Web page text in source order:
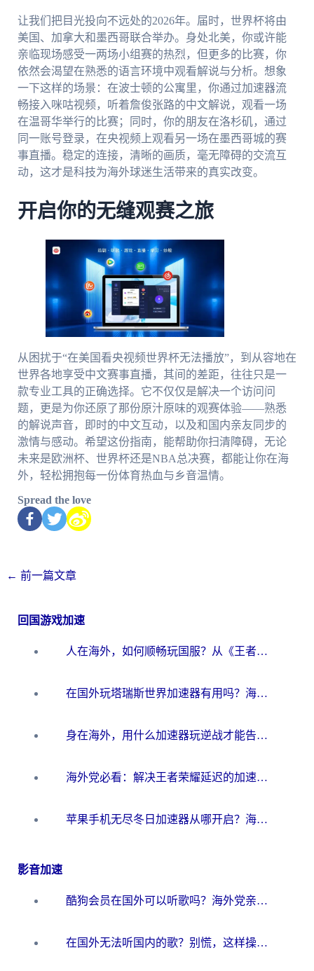
让我们把目光投向不远处的2026年。届时，世界杯将由
美国、加拿大和墨西哥联合举办。身处北美，你或许能
亲临现场感受一两场小组赛的热烈，但更多的比赛，你
依然会渴望在熟悉的语言环境中观看解说与分析。想象
一下这样的场景：在波士顿的公寓里，你通过加速器流
畅接入咪咕视频，听着詹俊张路的中文解说，观看一场
在温哥华举行的比赛；同时，你的朋友在洛杉矶，通过
同一账号登录，在央视频上观看另一场在墨西哥城的赛
事直播。稳定的连接，清晰的画质，毫无障碍的交流互
动，这才是科技为海外球迷生活带来的真实改变。
开启你的无缝观赛之旅
从困扰于“在美国看央视频世界杯无法播放”，到从容地在
世界各地享受中文赛事直播，其间的差距，往往只是一
款专业工具的正确选择。它不仅仅是解决一个访问问
题，更是为你还原了那份原汁原味的观赛体验——熟悉
的解说声音，即时的中文互动，以及和国内亲友同步的
激情与感动。希望这份指南，能帮助你扫清障碍，无论
未来是欧洲杯、世界杯还是NBA总决赛，都能让你在海
外，轻松拥抱每一份体育热血与乡音温情。
Spread the love
← 前一篇文章
回国游戏加速
人在海外，如何顺畅玩国服？从《王者荣耀》到《云图计划》的加速器终极指南
在国外玩塔瑞斯世界加速器有用吗？海外玩家亲测后的真实答案
身在海外，用什么加速器玩逆战才能告别延迟？
海外党必看：解决王者荣耀延迟的加速器终极指南——从EVE到猫和老鼠，一个工具全搞定
苹果手机无尽冬日加速器从哪开启？海外玩家的冬日生存指南
影音加速
酷狗会员在国外可以听歌吗？海外党亲测有效：3步解决音乐权限难题
在国外无法听国内的歌？别慌，这样操作就能畅听QQ音乐（附亲测加速器推荐）